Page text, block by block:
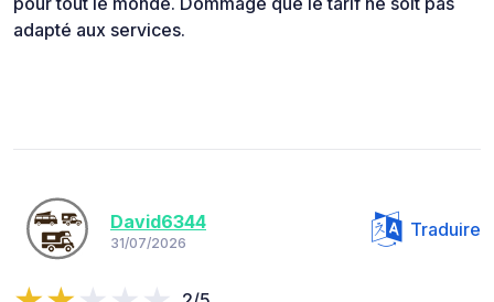
adapté aux services.
David6344
31/07/2026
Traduire